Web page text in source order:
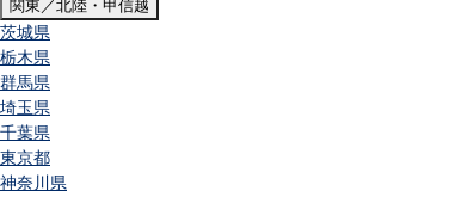
関東／北陸・甲信越
茨城県
栃木県
群馬県
埼玉県
千葉県
東京都
神奈川県